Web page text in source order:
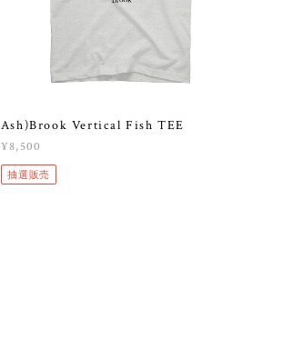
Ash)Brook Vertical Fish TEE
¥8,500
抽選販売